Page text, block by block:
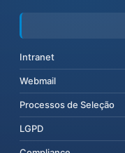
Intranet
Webmail
Processos de Seleção
LGPD